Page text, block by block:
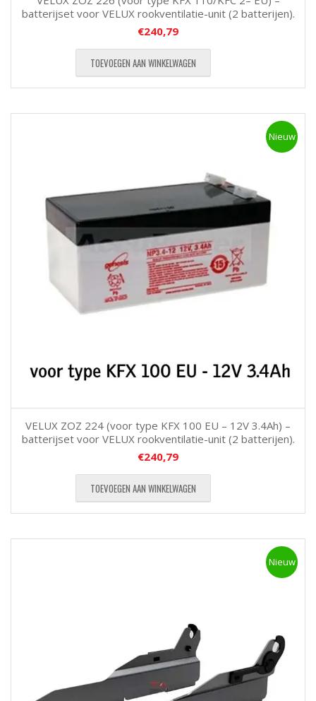
batterijset voor VELUX rookventilatie-unit (2 batterijen).
€240,79
TOEVOEGEN AAN WINKELWAGEN
Nieuw
VELUX ZOZ 224 (voor type KFX 100 EU – 12V 3.4Ah) –
batterijset voor VELUX rookventilatie-unit (2 batterijen).
€240,79
TOEVOEGEN AAN WINKELWAGEN
Nieuw